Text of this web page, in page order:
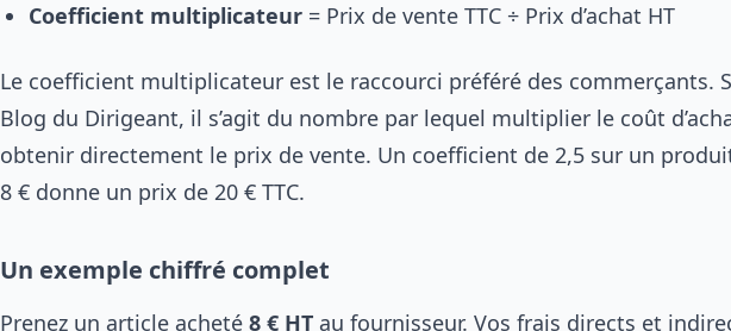
Coefficient multiplicateur = Prix de vente TTC ÷ Prix d’achat HT
Le coefficient multiplicateur est le raccourci préféré des commerçants.
Blog du Dirigeant, il s’agit du nombre par lequel multiplier le coût
obtenir directement le prix de vente. Un coefficient de 2,5 sur un
8 € donne un prix de 20 € TTC.
Un exemple chiffré complet
Prenez un article acheté 8 € HT au fournisseur. Vos frais directs et